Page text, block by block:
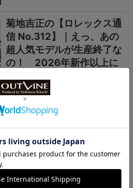
菊地吉正の【ロレックス通
信 No.312】｜えっ、あの
超人気モデルが生産終了な
の！ 2026年新作以上に
国産時計“カシオ”プロトレ
ック新作【シリーズ最軽量
の本格アウトドアウオッ
チ】小物を収納できる新構